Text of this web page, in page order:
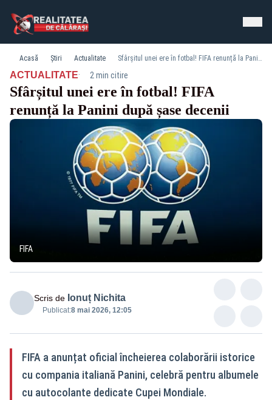
Acasă Știri Actualitate Sfârșitul unei ere în fotbal! FIFA renunță la Panini după șase decenii
ACTUALITATE· 2 min citire
Sfârșitul unei ere în fotbal! FIFA
renunță la Panini după șase decenii
FIFA
Scris de Ionuț Nichita
Publicat:8 mai 2026, 12:05
FIFA a anunțat oficial încheierea colaborării istorice
cu compania italiană Panini, celebră pentru albumele
cu autocolante dedicate Cupei Mondiale.